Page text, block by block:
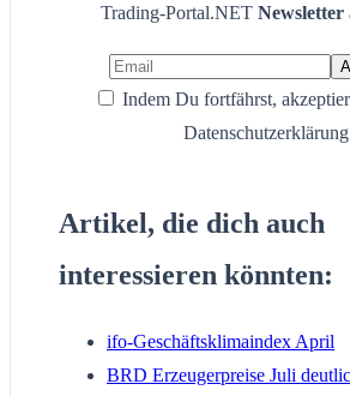
Trading-Portal.NET Newsletter
Indem Du fortfährst,
Artikel, die dich auch
interessieren könnten:
ifo-Geschäftsklimaindex April
BRD Erzeugerpreise Juli